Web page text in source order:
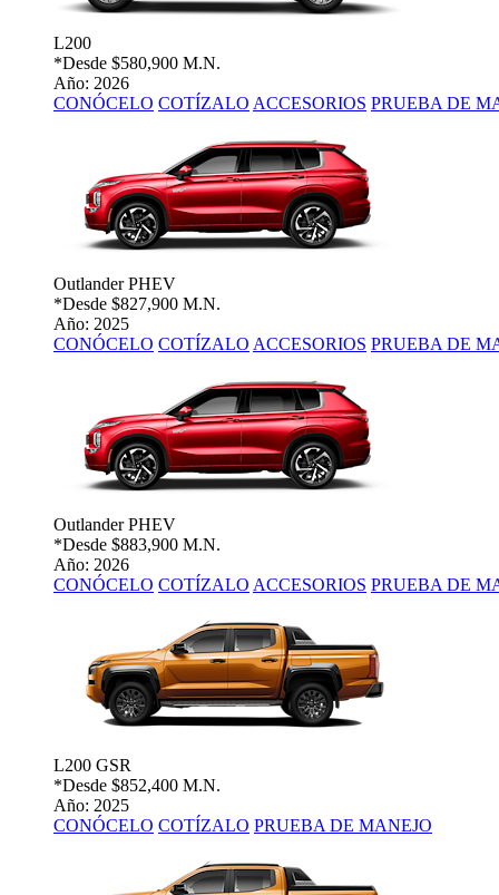
L200
*Desde $580,900 M.N.
Año: 2026
CONÓCELO COTÍZALO ACCESORIOS PRUEBA DE
Outlander PHEV
*Desde $827,900 M.N.
Año: 2025
CONÓCELO COTÍZALO ACCESORIOS PRUEBA DE
Outlander PHEV
*Desde $883,900 M.N.
Año: 2026
CONÓCELO COTÍZALO ACCESORIOS PRUEBA DE
L200 GSR
*Desde $852,400 M.N.
Año: 2025
CONÓCELO COTÍZALO PRUEBA DE MANEJO